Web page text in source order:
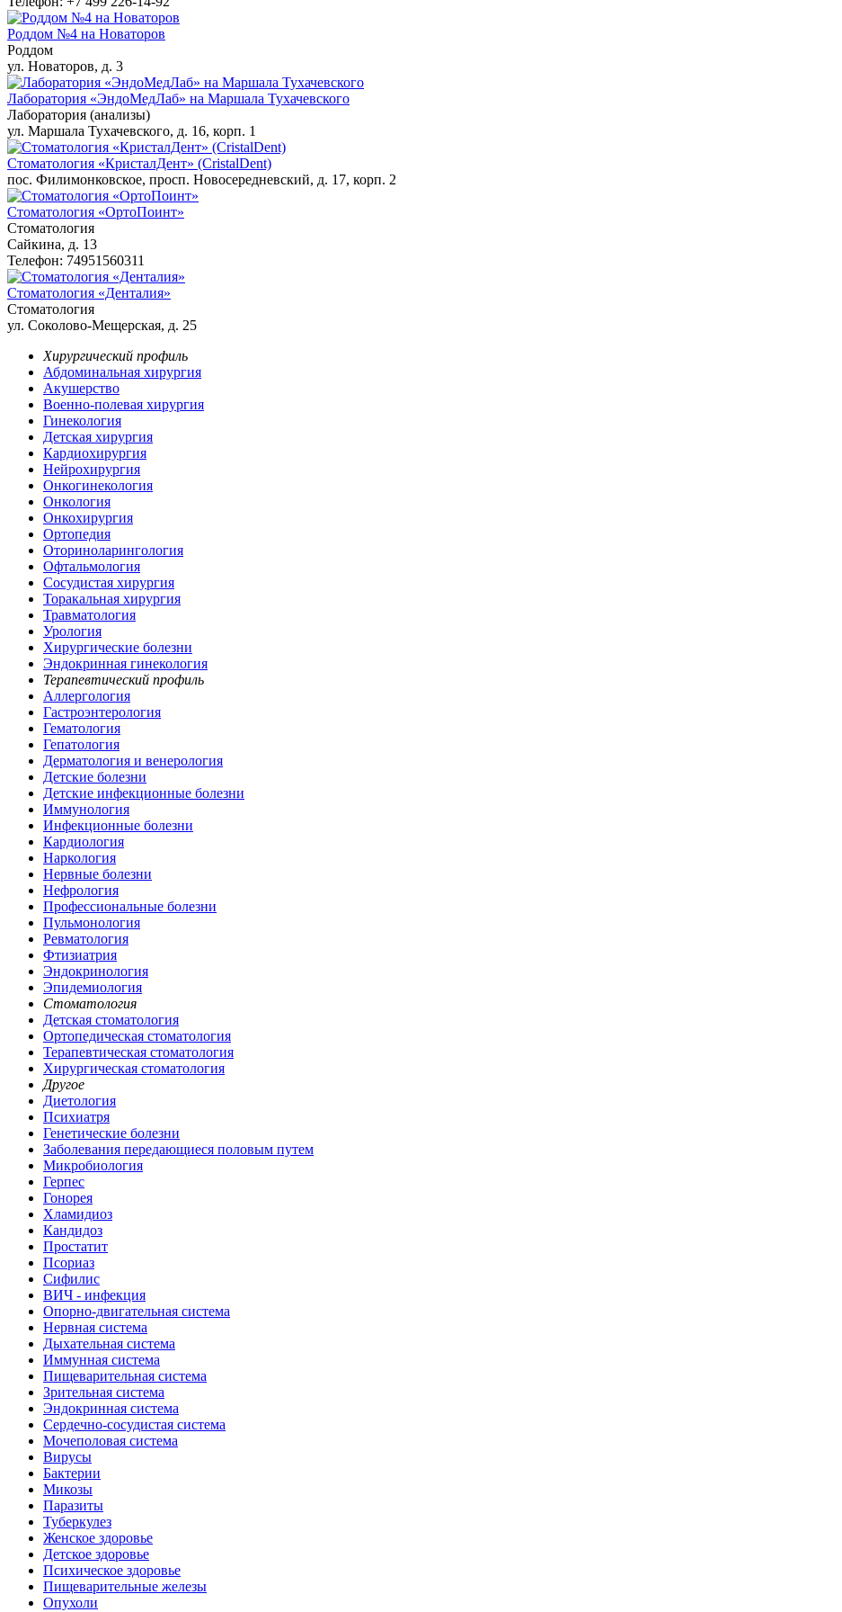
Роддом №4 на Новаторов
Роддом
ул. Новаторов, д. 3
Лаборатория «ЭндоМедЛаб» на Маршала Тухачевского
Лаборатория (анализы)
ул. Маршала Тухачевского, д. 16, корп. 1
Стоматология «КристалДент» (CristalDent)
пос. Филимонковское, просп. Новосередневский, д. 17, корп. 2
Стоматология «ОртоПоинт»
Стоматология
Сайкина, д. 13
Телефон: 74951560311
Стоматология «Денталия»
Стоматология
ул. Соколово-Мещерская, д. 25
Хирургический профиль
Абдоминальная хирургия
Акушерство
Военно-полевая хирургия
Гинекология
Детская хирургия
Кардиохирургия
Нейрохирургия
Онкогинекология
Онкология
Онкохирургия
Ортопедия
Оториноларингология
Офтальмология
Сосудистая хирургия
Торакальная хирургия
Травматология
Урология
Хирургические болезни
Эндокринная гинекология
Терапевтический профиль
Аллергология
Гастроэнтерология
Гематология
Гепатология
Дерматология и венерология
Детские болезни
Детские инфекционные болезни
Иммунология
Инфекционные болезни
Кардиология
Наркология
Нервные болезни
Нефрология
Профессиональные болезни
Пульмонология
Ревматология
Фтизиатрия
Эндокринология
Эпидемиология
Стоматология
Детская стоматология
Ортопедическая стоматология
Терапевтическая стоматология
Хирургическая стоматология
Другое
Диетология
Психиатря
Генетические болезни
Заболевания передающиеся половым путем
Микробиология
Герпес
Гонорея
Хламидиоз
Кандидоз
Простатит
Псориаз
Сифилис
ВИЧ - инфекция
Опорно-двигательная система
Нервная система
Дыхательная система
Иммунная система
Пищеварительная система
Зрительная система
Эндокринная система
Сердечно-сосудистая система
Мочеполовая система
Вирусы
Бактерии
Микозы
Паразиты
Туберкулез
Женское здоровье
Детское здоровье
Психическое здоровье
Пищеварительные железы
Опухоли